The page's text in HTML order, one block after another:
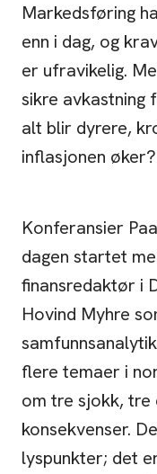
Markedsføring
enn i dag, og
er ufravikelig.
sikre avkastning
alt blir dyrere,
inflasjonen øker?
Konferansier
dagen startet
finansredaktør i
Hovind Myhre
flere temaer i
om tre sjokk,
konsekvenser.
lyspunkter; det